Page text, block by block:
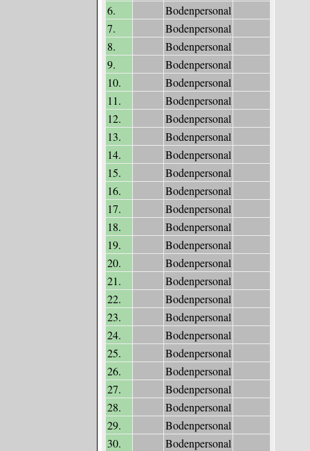
6.
Bodenpersonal
7.
Bodenpersonal
8.
Bodenpersonal
9.
Bodenpersonal
10.
Bodenpersonal
11.
Bodenpersonal
12.
Bodenpersonal
13.
Bodenpersonal
14.
Bodenpersonal
15.
Bodenpersonal
16.
Bodenpersonal
17.
Bodenpersonal
18.
Bodenpersonal
19.
Bodenpersonal
20.
Bodenpersonal
21.
Bodenpersonal
22.
Bodenpersonal
23.
Bodenpersonal
24.
Bodenpersonal
25.
Bodenpersonal
26.
Bodenpersonal
27.
Bodenpersonal
28.
Bodenpersonal
29.
Bodenpersonal
30.
Bodenpersonal